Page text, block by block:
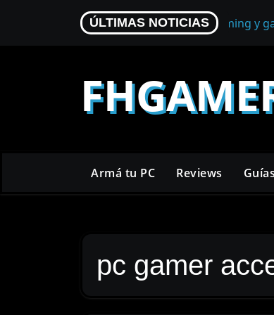
ÚLTIMAS NOTICIAS
Micrófono para streaming y
Armá tu PC Reviews Guías
pc gamer